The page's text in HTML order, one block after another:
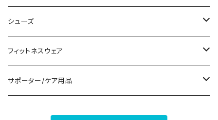
パンツドレス
ナイトドレス
その他
コサージュ
リング
その他
タンクトップ/キャミソール
半袖/5分
7分/長袖
クラッチバッグ
トートバッグ
ショルダーバッグ
マフラー/スカーフ/ストール
財布
アクセサリーケース
シューズ
スニーカー
ブーツ
フィットネスウェア
セット販売
サポーター/ケア用品